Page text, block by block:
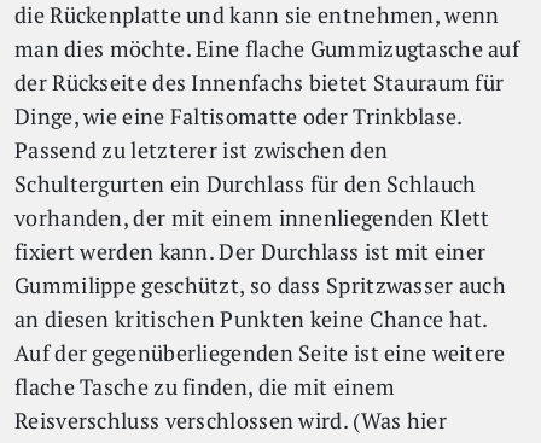
die Rückenplatte und kann sie entnehmen, wenn
man dies möchte. Eine flache Gummizugtasche auf
der Rückseite des Innenfachs bietet Stauraum für
Dinge, wie eine Faltisomatte oder Trinkblase.
Passend zu letzterer ist zwischen den
Schultergurten ein Durchlass für den Schlauch
vorhanden, der mit einem innenliegenden Klett
fixiert werden kann. Der Durchlass ist mit einer
Gummilippe geschützt, so dass Spritzwasser auch
an diesen kritischen Punkten keine Chance hat.
Auf der gegenüberliegenden Seite ist eine weitere
flache Tasche zu finden, die mit einem
Reisverschluss verschlossen wird. (Was hier